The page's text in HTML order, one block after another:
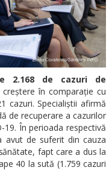
2.168 de cazuri de
în comparație cu
cazuri. Specialiștii afirmă
de recuperare a cazurilor
19. În perioada respectivă
avut de suferit din cauza
fapt care a dus la
40 la sută (1.759 cazuri